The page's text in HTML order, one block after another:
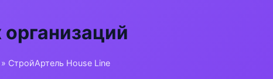
» СтройАртель House Line